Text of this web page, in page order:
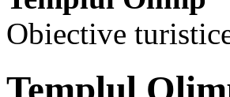
Obiective